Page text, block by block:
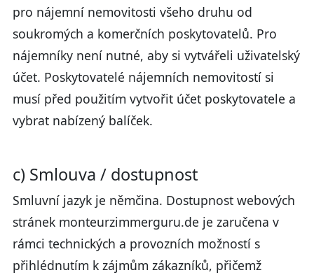
pro nájemní nemovitosti všeho druhu od
soukromých a komerčních poskytovatelů. Pro
nájemníky není nutné, aby si vytvářeli uživatelský
účet. Poskytovatelé nájemních nemovitostí si
musí před použitím vytvořit účet poskytovatele a
vybrat nabízený balíček.
c) Smlouva / dostupnost
Smluvní jazyk je němčina. Dostupnost webových
stránek monteurzimmerguru.de je zaručena v
rámci technických a provozních možností s
přihlédnutím k zájmům zákazníků, přičemž